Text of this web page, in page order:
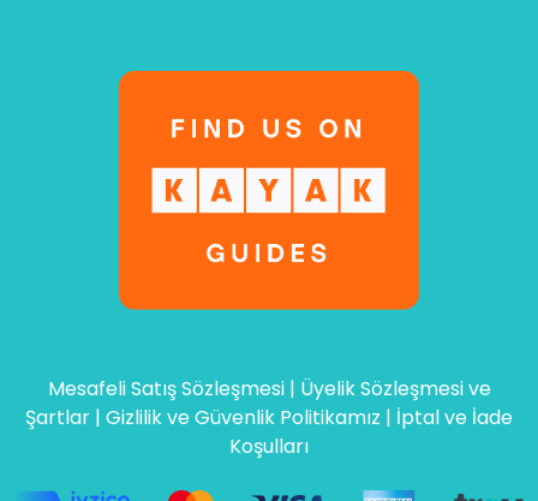
Mesafeli Satış Sözleşmesi| Üyelik Sözleşmesi ve
Şartlar | Gizlilik ve Güvenlik Politikamız | İptal ve İade
Koşulları